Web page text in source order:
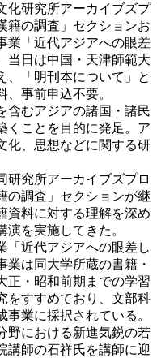
化研究所アーカイブズプ
籍の調査」セクションお
業「近代アジアへの眼差
当日は中国・天津師範大
、「明刊本について」と
事前申込不要。
含むアジアの諸国・諸民
くことを目的に発足。ア
化、思想などに関する研
研究所アーカイブズプロ
の調査」セクションが継
資料に対する理解を深め
を実施してきた。
近代アジアへの眼差し
業は同大学所蔵の書籍・
正・昭和前期までの学習
をすすめており、文部科
業に採択されている。
野における新進気鋭の若
講師の石祥氏を講師に迎